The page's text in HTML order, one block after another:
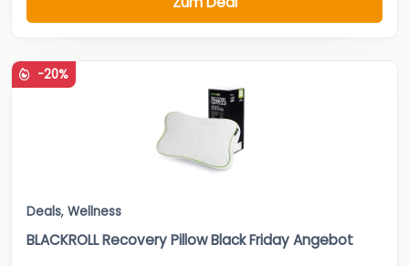
-20%
Deals, Wellness
BLACKROLL Recovery Pillow Black Friday Angebot